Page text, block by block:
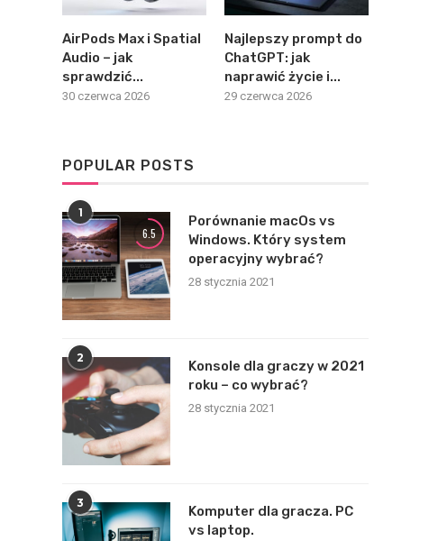
AirPods Max i Spatial
Audio – jak
sprawdzić...
30 czerwca 2026
Najlepszy prompt do
ChatGPT: jak
naprawić życie i...
29 czerwca 2026
POPULAR POSTS
1
6.5
Porównanie macOs vs
Windows. Który system
operacyjny wybrać?
28 stycznia 2021
2
Konsole dla graczy w 2021
roku – co wybrać?
28 stycznia 2021
3
Komputer dla gracza. PC
vs laptop.